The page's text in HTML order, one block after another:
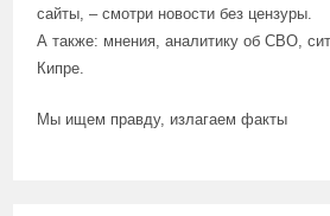
сайты, – смотри новости без цензуры.
А также: мнения, аналитику об СВО,
Кипре.
Мы ищем правду, излагаем факты